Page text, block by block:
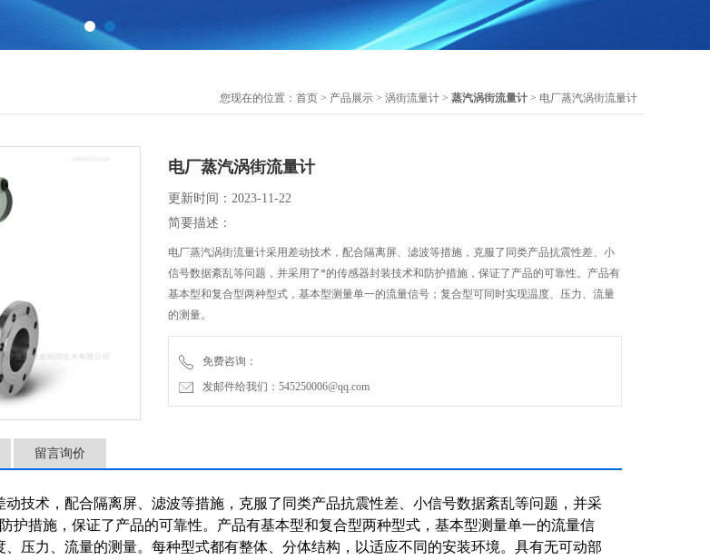
您现在的位置： 首页 > 产品展示 > 涡街流量计 > 蒸汽涡街流量计 > 电厂蒸汽涡街流量计
电厂蒸汽涡街流量计
更新时间：2023-11-22
简要描述：
电厂蒸汽涡街流量计采用差动技术，配合隔离屏、滤波等措施，克服了同类产品抗震性差、小
信号数据紊乱等问题，并采用了*的传感器封装技术和防护措施，保证了产品的可靠性。产品有
基本型和复合型两种型式，基本型测量单一的流量信号；复合型可同时实现温度、压力、流量
的测量。
免费咨询：
发邮件给我们：545250006@qq.com
留言询价
动技术，配合隔离屏、滤波等措施，克服了同类产品抗震性差、小信号数据紊乱等问题，并采
护措施，保证了产品的可靠性。产品有基本型和复合型两种型式，基本型测量单一的流量信
压力、流量的测量。每种型式都有整体、分体结构，以适应不同的安装环境。具有无可动部